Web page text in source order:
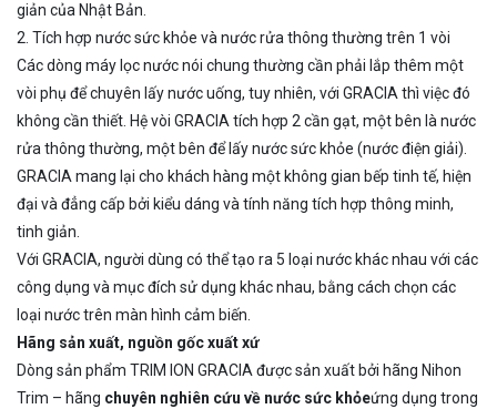
giản của Nhật Bản.
2. Tích hợp nước sức khỏe và nước rửa thông thường trên 1 vòi
Các dòng máy lọc nước nói chung thường cần phải lắp thêm một
vòi phụ để chuyên lấy nước uống, tuy nhiên, với GRACIA thì việc đó
không cần thiết. Hệ vòi GRACIA tích hợp 2 cần gạt, một bên là nước
rửa thông thường, một bên để lấy nước sức khỏe (nước điện giải).
GRACIA mang lại cho khách hàng một không gian bếp tinh tế, hiện
đại và đẳng cấp bởi kiểu dáng và tính năng tích hợp thông minh,
tinh giản.
Với GRACIA, người dùng có thể tạo ra 5 loại nước khác nhau với các
công dụng và mục đích sử dụng khác nhau, bằng cách chọn các
loại nước trên màn hình cảm biến.
Hãng sản xuất, nguồn gốc xuất xứ
Dòng sản phẩm TRIM ION GRACIA được sản xuất bởi hãng Nihon
Trim – hãng chuyên nghiên cứu về nước sức khỏeứng dụng trong